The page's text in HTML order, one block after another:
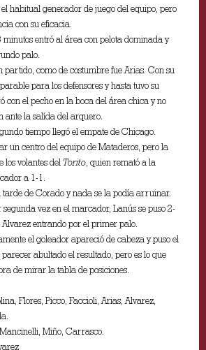
el habitual generador de juego del equipo, pero
con su eficacia.
minutos entró al área con pelota dominada y
palo.
partido, como de costumbre fue Arias. Con su
para los defensores y hasta tuvo su
con el pecho en la boca del área chica y no
ante la salída del arquero.
tiempo llegó el empate de Chicago.
un centro del equipo de Mataderos, pero la
los volantes delTorito, quien remató a la
a 1-1.
tarde de Corado y nada se la podía arruinar.
vez en el marcador, Lanús se puso 2-
Alvarez entrando por el primer palo.
el goleador apareció de cabeza y puso el
abultado el resultado, pero es lo que
de mirar la tabla de posiciones.
Flores, Picco, Faccioli, Arias, Alvarez,
Miño, Carrasco.